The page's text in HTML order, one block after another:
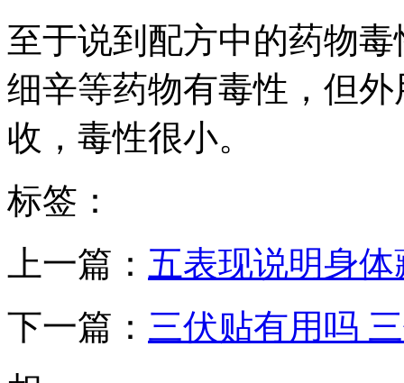
至于说到配方中的药物
细辛等药物有毒性，但
收，毒性很小。
标签：
上一篇： 五表现说明身
下一篇： 三伏贴有用吗